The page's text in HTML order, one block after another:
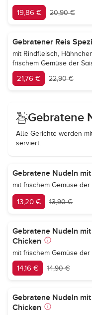
19,86 € 20,90 €
Gebratener Reis
mit Rindfleisch,
frischem Gemüse der
21,76 € 22,90 €
Gebratene
Alle Gerichte werden
serviert.
Gebratene Nudeln
mit frischem Gemüse der
13,20 € 13,90 €
Gebratene Nudeln
Chicken
mit frischem Gemüse der
14,16 € 14,90 €
Gebratene Nudeln
Chicken